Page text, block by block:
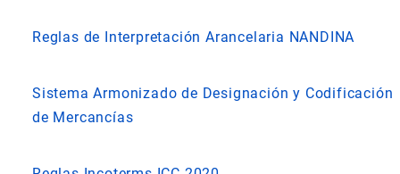
Reglas de Interpretación Arancelaria NANDINA
Sistema Armonizado de Designación y Codificación
de Mercancías